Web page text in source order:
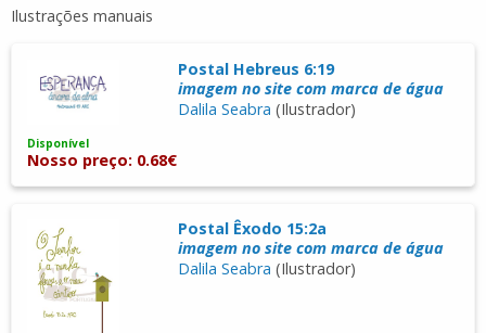
Ilustrações manuais
Postal Hebreus 6:19
imagem no site com marca de água
Dalila Seabra (Ilustrador)
Disponível
Nosso preço: 0.68€
Postal Êxodo 15:2a
imagem no site com marca de água
Dalila Seabra (Ilustrador)